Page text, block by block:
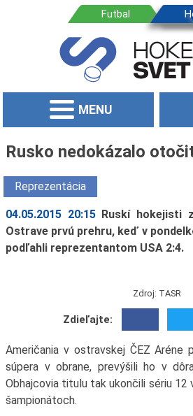
MENU
Rusko nedokázalo
Reprezentácia
04.05.2015 20:15 Ruskí hokejisti
Ostrave prvú prehru, keď v
podľahli reprezentantom USA 2:4.
Zdroj: TASR
Zdieľajte:
Američania v ostravskej ČEZ Aréne
súpera v obrane, prevýšili ho v
Obhajcovia titulu tak ukončili sériu
šampionátoch.